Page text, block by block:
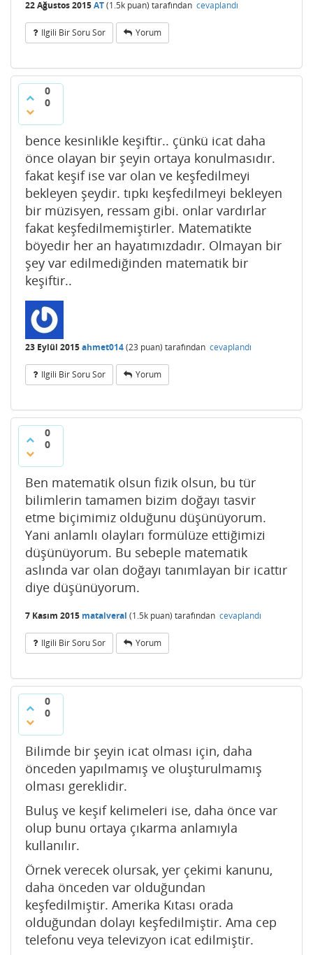
22 Ağustos 2015AT(1.5k puan) tarafından cevaplandı
Ilgili Bir Soru Sor Yorum
0
0
bence kesinlikle keşiftir.. çünkü icat daha
önce olayan bir şeyin ortaya konulmasıdır.
fakat keşif ise var olan ve keşfedilmeyi
bekleyen şeydir. tıpkı keşfedilmeyi bekleyen
bir müzisyen, ressam gibi. onlar vardırlar
fakat keşfedilmemiştirler. Matematikte
böyedir her an hayatımızdadır. Olmayan bir
şey var edilmediğinden matematik bir
keşiftir..
23 Eylül 2015ahmet014(23 puan) tarafından cevaplandı
Ilgili Bir Soru Sor Yorum
0
0
Ben matematik olsun fizik olsun, bu tür
bilimlerin tamamen bizim doğayı tasvir
etme biçimimiz olduğunu düşünüyorum.
Yani anlamlı olayları formülüze ettiğimizi
düşünüyorum. Bu sebeple matematik
aslında var olan doğayı tanımlayan bir icattır
diye düşünüyorum.
7 Kasım 2015 matalveral (1.5k puan) tarafından cevaplandı
Ilgili Bir Soru Sor Yorum
0
0
Bilimde bir şeyin icat olması için, daha
önceden yapılmamış ve oluşturulmamış
olması gereklidir.
Buluş ve keşif kelimeleri ise, daha önce var
olup bunu ortaya çıkarma anlamıyla
kullanılır.
Örnek verecek olursak, yer çekimi kanunu,
daha önceden var olduğundan
keşfedilmiştir. Amerika Kıtası orada
olduğundan dolayı keşfedilmiştir. Ama cep
telefonu veya televizyon icat edilmiştir.